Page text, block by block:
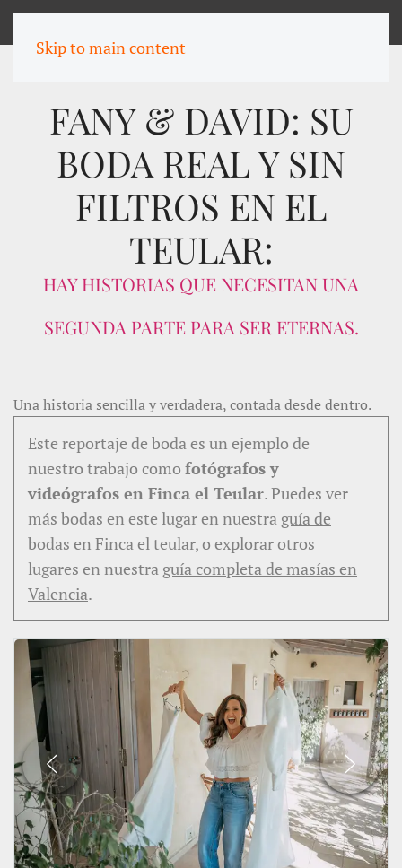
Skip to main content
FANY & DAVID: SU
BODA REAL Y SIN
FILTROS EN EL
TEULAR:
HAY HISTORIAS QUE NECESITAN UNA
SEGUNDA PARTE PARA SER ETERNAS.
Una historia sencilla y verdadera, contada desde dentro.
Este reportaje de boda es un ejemplo de
nuestro trabajo como fotógrafos y
videógrafos en Finca el Teular. Puedes ver
más bodas en este lugar en nuestra guía de
bodas en Finca el teular, o explorar otros
lugares en nuestra guía completa de masías en
Valencia.